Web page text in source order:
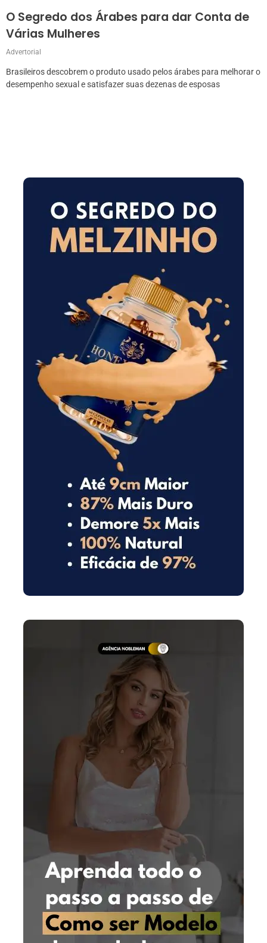
O Segredo dos Árabes para dar Conta de
Várias Mulheres
Advertorial
Brasileiros descobrem o produto usado pelos árabes para melhorar o
desempenho sexual e satisfazer suas dezenas de esposas